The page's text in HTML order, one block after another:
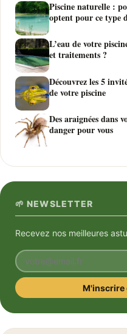
Piscine naturelle :
optent pour ce type
L’eau de votre piscine est
et traitements ?
Découvrez les 5
de votre piscine
Des araignées dans
danger pour vous
🌱 NEWSLETTER
Recevez nos meilleures
Votre email
M'inscrire